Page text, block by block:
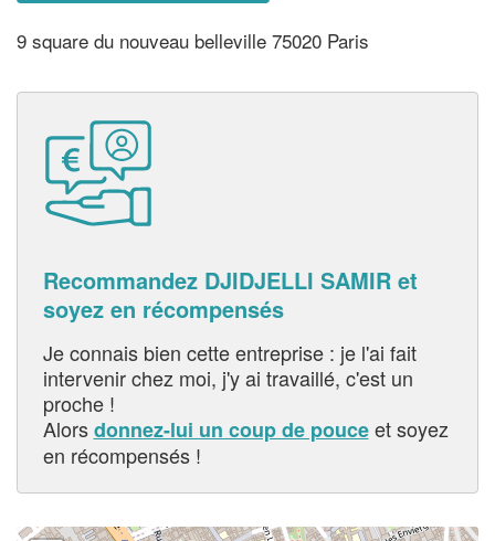
9 square du nouveau belleville 75020 Paris
Recommandez DJIDJELLI SAMIR et
soyez en récompensés
Je connais bien cette entreprise : je l'ai fait
intervenir chez moi, j'y ai travaillé, c'est un
proche !
Alorsdonnez-lui un coup de pouceet soyez
en récompensés !